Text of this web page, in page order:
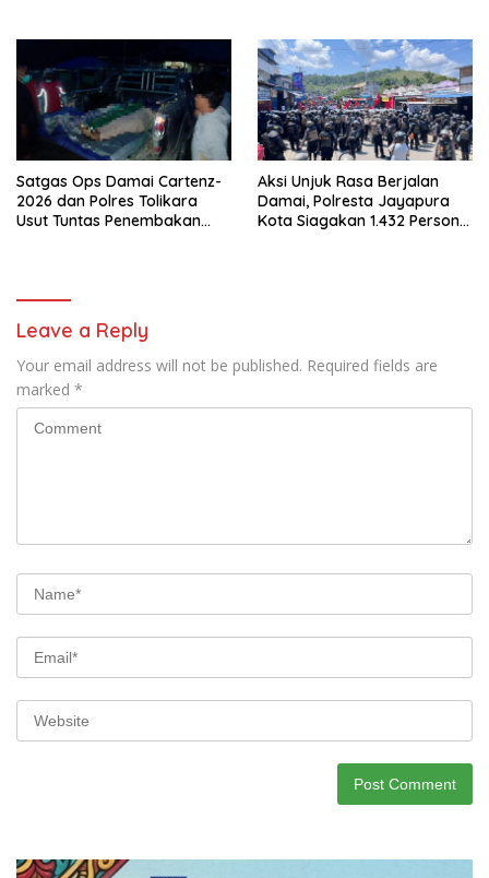
Satgas Ops Damai Cartenz-
2026 dan Polres Tolikara
Usut Tuntas Penembakan
Aksi Unjuk Rasa Berjalan
Damai, Polresta Jayapura
Kota Siagakan 1.432 Personel
Leave a Reply
Your email address will not be published. Required fields are
marked *